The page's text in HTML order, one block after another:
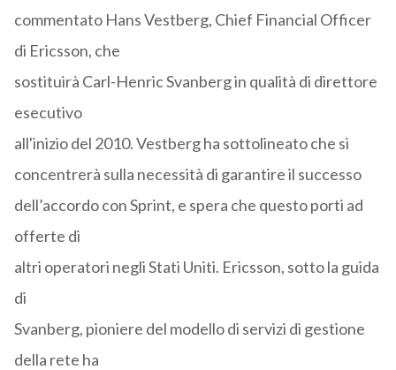
commentato Hans Vestberg, Chief Financial Officer
di Ericsson, che
sostituirà Carl-Henric Svanberg in qualità di direttore
esecutivo
all'inizio del 2010. Vestberg ha sottolineato che si
concentrerà sulla necessità di garantire il successo
dell’accordo con Sprint, e spera che questo porti ad
offerte di
altri operatori negli Stati Uniti. Ericsson, sotto la guida
di
Svanberg, pioniere del modello di servizi di gestione
della rete ha